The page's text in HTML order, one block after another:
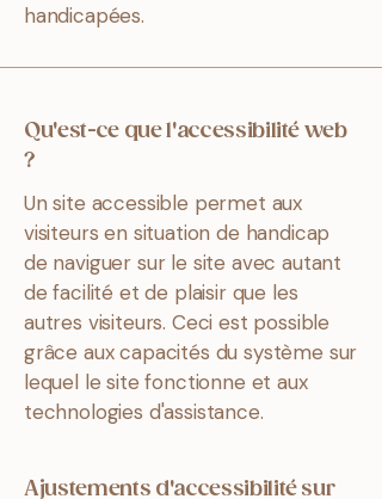
handicapées.
Qu'est-ce que l'accessibilité web
?
Un site accessible permet aux
visiteurs en situation de handicap
de naviguer sur le site avec autant
de facilité et de plaisir que les
autres visiteurs. Ceci est possible
grâce aux capacités du système sur
lequel le site fonctionne et aux
technologies d'assistance.
Ajustements d'accessibilité sur